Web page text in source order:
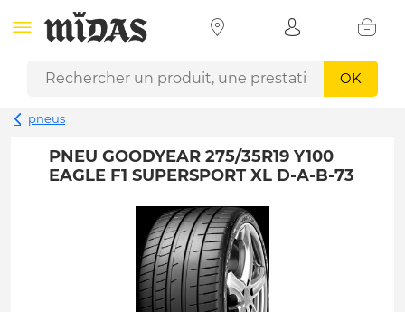
OK
pneus
PNEU GOODYEAR 275/35R19 Y100
EAGLE F1 SUPERSPORT XL D-A-B-73